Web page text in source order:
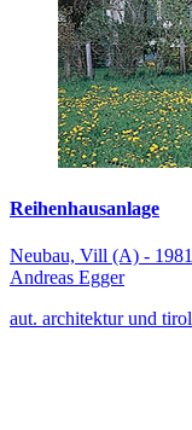
Reihenhausanlage
Neubau, Vill (A) - 1981
Andreas Egger
aut. architektur und tirol